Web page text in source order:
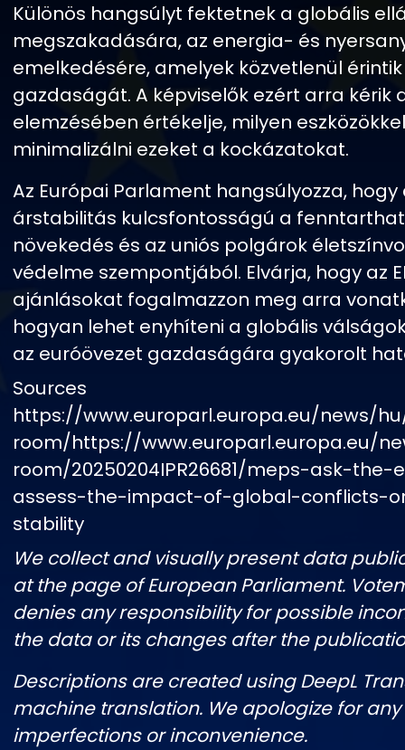
Különös hangsúlyt fektetnek a globális
megszakadására, az energia- és
emelkedésére, amelyek közvetlenül érintik
gazdaságát. A képviselők ezért arra kérik
elemzésében értékelje, milyen
minimalizálni ezeket a kockázatokat.
Az Európai Parlament hangsúlyozza, hogy
árstabilitás kulcsfontosságú a
növekedés és az uniós polgárok
védelme szempontjából. Elvárja, hogy az
ajánlásokat fogalmazzon meg arra
hogyan lehet enyhíteni a globális
az euróövezet gazdaságára gyakorolt
Sources
https://www.europarl.europa.eu/news/
room/https://www.europarl.europa.eu/
room/20250204IPR26681/meps-ask-
assess-the-impact-of-global-conflicts-
stability
We collect and visually present data
at the page of European Parliament.
denies any responsibility for possible
the data or its changes after the
Descriptions are created using DeepL
machine translation. We apologize for
imperfections or inconvenience.